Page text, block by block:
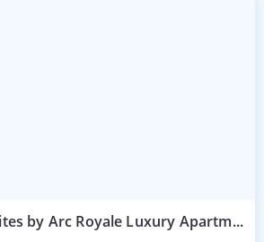
Royale Suites by Arc Royale Luxury Apartments